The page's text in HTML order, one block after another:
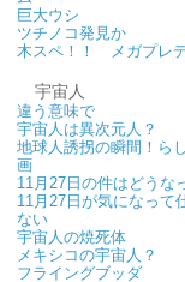
巨大ウシ
ツチノコ発見か
木スペ！！ メガプレ
宇宙人
違う意味で
宇宙人は異次元人？
地球人誘拐の瞬間！ら
画
11月27日の件はどうな
11月27日が気になって
ない
宇宙人の焼死体
メキシコの宇宙人？
フライングブッダ